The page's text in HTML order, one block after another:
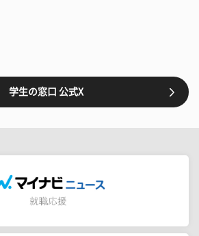
学生の窓口 公式X